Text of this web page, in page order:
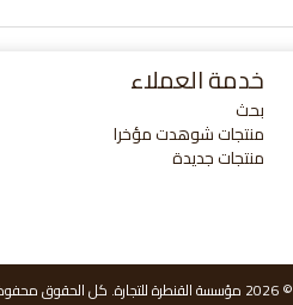
خدمة العملاء
بحث
منتجات شوهدت مؤخرا
منتجات جديدة
© 2026 مؤسسة القنطرة للتجارة. كل الحقوق محفوظة.